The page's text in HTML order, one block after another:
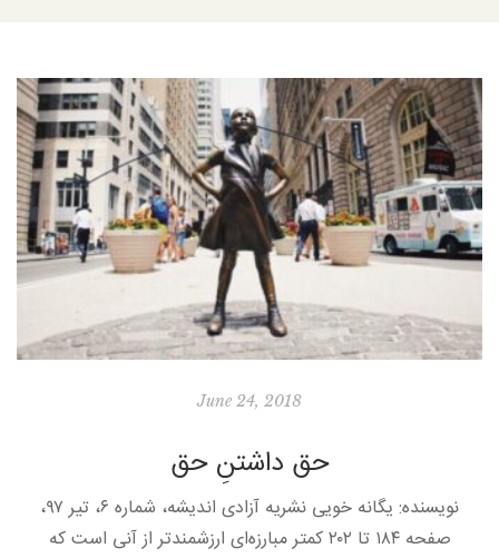
June 24, 2018
حق داشتنِ حق
نویسنده: یگانه خویی نشریه آزادی اندیشه، شماره ۶، تیر ۹۷،
صفحه ۱۸۴ تا ۲۰۲ کمتر مبارزه‌ای ارزشمندتر از آنی است که